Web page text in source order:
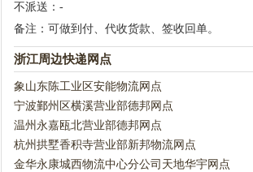
不派送：-
备注：可做到付、代收货款、签收回单。
浙江周边快递网点
象山东陈工业区安能物流网点
宁波鄞州区横溪营业部德邦网点
温州永嘉瓯北营业部德邦网点
杭州拱墅香积寺营业部新邦物流网点
金华永康城西物流中心分公司天地华宇网点